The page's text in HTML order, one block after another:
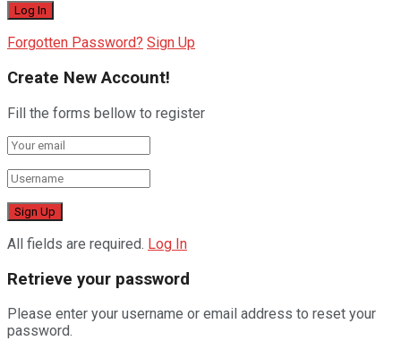
Forgotten Password? Sign Up
Create New Account!
Fill the forms bellow to register
All fields are required. Log In
Retrieve your password
Please enter your username or email address to reset your
password.